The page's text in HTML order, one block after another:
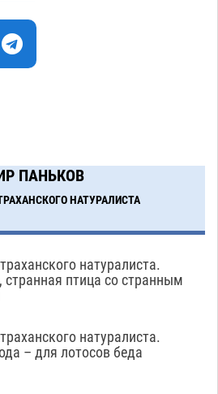
с мусором угрожает
района
07.08 659
Загрузить еще
ПАНЬКОВ
НАТУРАЛИСТА
натуралиста.
странная птица со странным
натуралиста.
– для лотосов беда